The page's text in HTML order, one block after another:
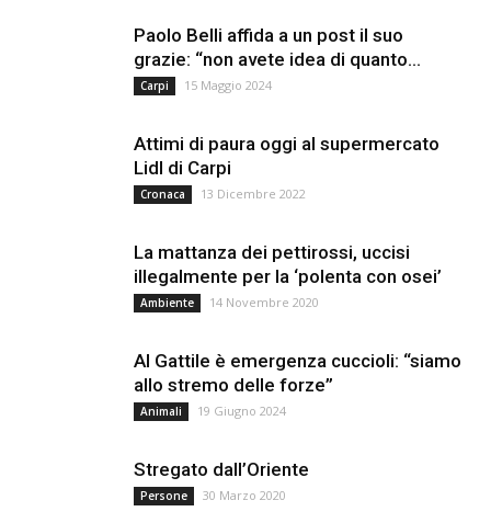
Paolo Belli affida a un post il suo
grazie: “non avete idea di quanto...
Carpi 15 Maggio 2024
Attimi di paura oggi al supermercato
Lidl di Carpi
Cronaca 13 Dicembre 2022
La mattanza dei pettirossi, uccisi
illegalmente per la ‘polenta con osei’
Ambiente 14 Novembre 2020
Al Gattile è emergenza cuccioli: “siamo
allo stremo delle forze”
Animali 19 Giugno 2024
Stregato dall’Oriente
Persone 30 Marzo 2020